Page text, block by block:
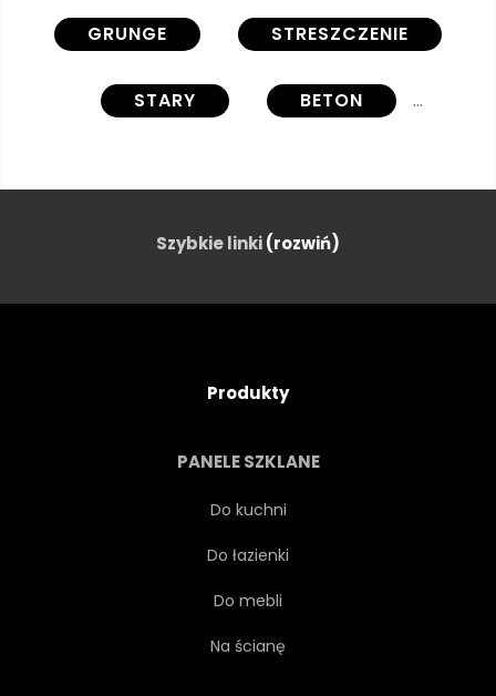
GRUNGE STRESZCZENIE
STARY BETON
METAL NIECZYSTY
SZARY SZORSTKI
ZBIÓR WINOGRON
PIĘTRO
Szybkie linki(rozwiń)
Produkty
PANELE SZKLANE
Do kuchni
Do łazienki
Do mebli
Na ścianę